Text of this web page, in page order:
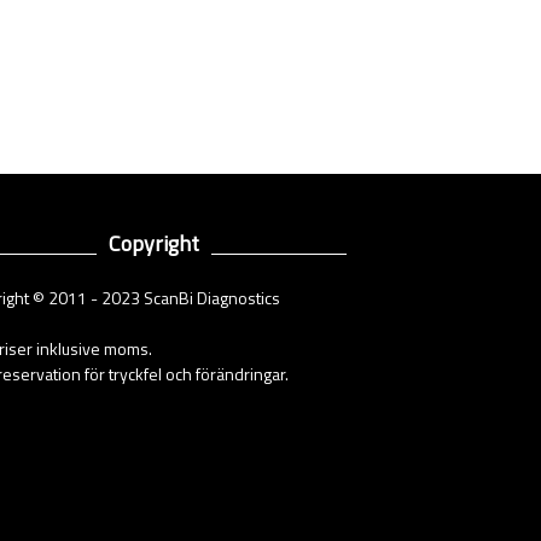
Copyright
© 2011 - 2023 ScanBi Diagnostics
inklusive moms.
för tryckfel och förändringar.